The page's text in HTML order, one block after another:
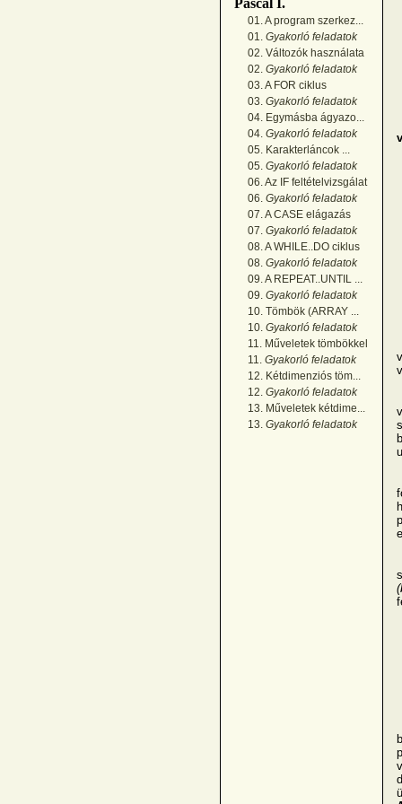
Pascal I.
01. A program szerkez...
01. Gyakorló feladatok
02. Változók használata
02. Gyakorló feladatok
03. A FOR ciklus
03. Gyakorló feladatok
04. Egymásba ágyazo...
04. Gyakorló feladatok
05. Karakterláncok ...
05. Gyakorló feladatok
06. Az IF feltételvizsgálat
06. Gyakorló feladatok
07. A CASE elágazás
07. Gyakorló feladatok
08. A WHILE..DO ciklus
08. Gyakorló feladatok
09. A REPEAT..UNTIL ...
09. Gyakorló feladatok
10. Tömbök (ARRAY ...
10. Gyakorló feladatok
11. Műveletek tömbökkel
11. Gyakorló feladatok
12. Kétdimenziós töm...
12. Gyakorló feladatok
13. Műveletek kétdime...
13. Gyakorló feladatok